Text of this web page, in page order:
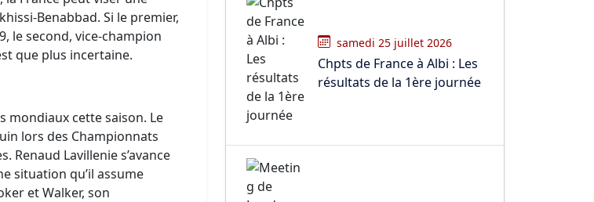
Benabbad. Si le premier,
le second, vice-champion
que plus incertaine.
mondiaux cette saison. Le
lors des Championnats
Renaud Lavillenie s’avance
situation qu’il assume
et Walker, son
samedi 25 juillet 2026
Chpts de France à Albi : Les
résultats de la 1ère journée